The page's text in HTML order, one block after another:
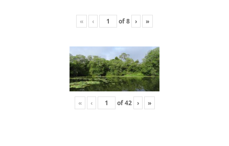
« ‹ of8 › »
« ‹ of42 › »